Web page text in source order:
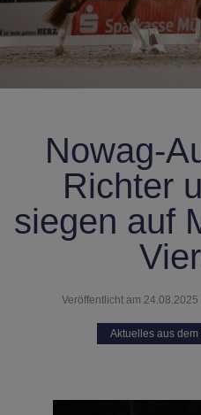
Nowag-
Richter
siegen auf
Veröffentlicht am 24.08.2025
Aktuelles aus dem